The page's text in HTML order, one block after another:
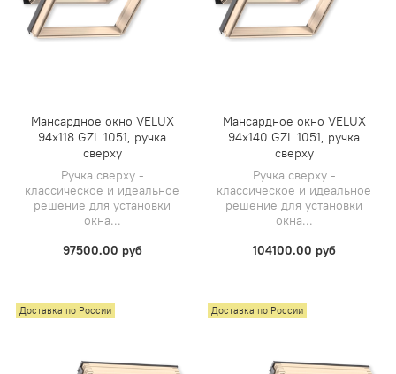
Мансардное окно VELUX
94х118 GZL 1051, ручка
сверху
Ручка сверху -
классическое и идеальное
решение для установки
окна...
97500.00 руб
Мансардное окно VELUX
94х140 GZL 1051, ручка
сверху
Ручка сверху -
классическое и идеальное
решение для установки
окна...
104100.00 руб
Доставка по России Доставка по России